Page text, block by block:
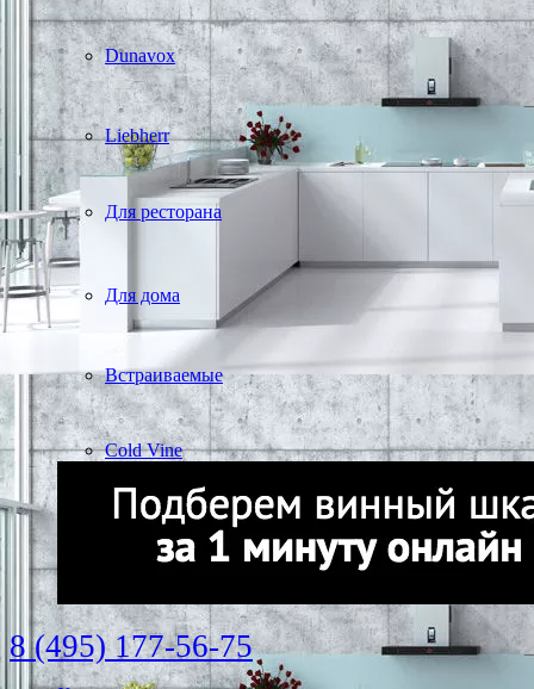
Dunavox
Liebherr
Для ресторана
Для дома
Встраиваемые
Cold Vine
8 (495) 177-56-75